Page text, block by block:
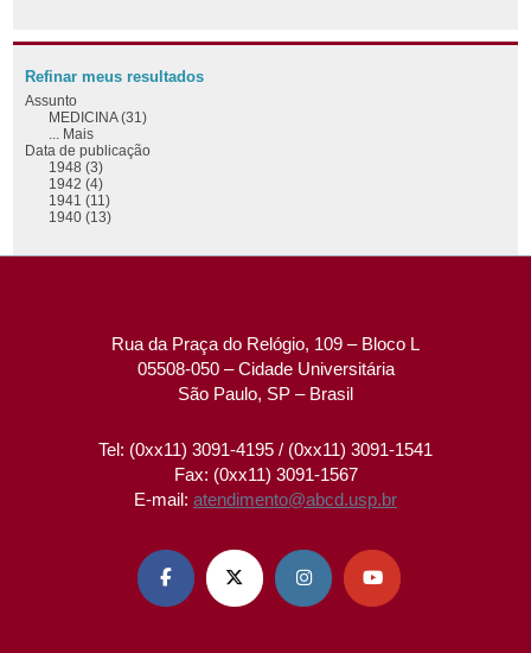
Refinar meus resultados
Assunto
MEDICINA (31)
... Mais
Data de publicação
1948 (3)
1942 (4)
1941 (11)
1940 (13)
Rua da Praça do Relógio, 109 – Bloco L
05508-050 – Cidade Universitária
São Paulo, SP – Brasil
Tel: (0xx11) 3091-4195 / (0xx11) 3091-1541
Fax: (0xx11) 3091-1567
E-mail: atendimento@abcd.usp.br
   